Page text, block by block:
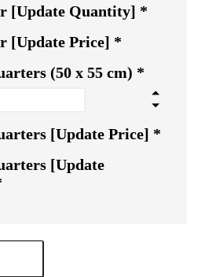
[Update Quantity] *
[Update Price] *
(50 x 55 cm) *
[Update Price] *
[Update